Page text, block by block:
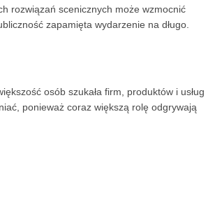
rozwiązań scenicznych może wzmocnić
zapamięta wydarzenie na długo.
osób szukała firm, produktów i usług
ponieważ coraz większą rolę odgrywają